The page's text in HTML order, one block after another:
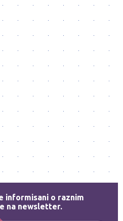
informisani o raznim
na newsletter.